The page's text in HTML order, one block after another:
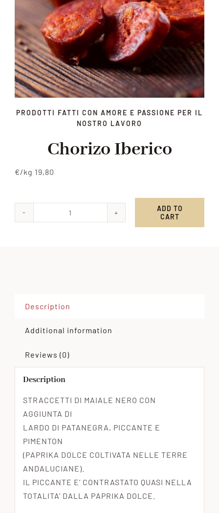
PRODOTTI FATTI CON AMORE E PASSIONE PER IL
NOSTRO LAVORO
Chorizo Iberico
€/kg 19,80
Chorizo
ADD TO
CART
Description
Additional information
Reviews (0)
Description
STRACCETTI DI MAIALE NERO CON
AGGIUNTA DI
LARDO DI PATANEGRA, PICCANTE E
PIMENTON
(PAPRIKA DOLCE COLTIVATA NELLE TERRE
ANDALUCIANE).
IL PICCANTE E’ CONTRASTATO QUASI NELLA
TOTALITA’ DALLA PAPRIKA DOLCE.